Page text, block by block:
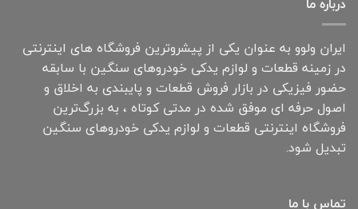
ایران ولوو به عنوان یکی از پیشروترین فروشگاه های اینترنتی
در زمینه قطعات و لوازم یدکی خودروهای سنگین با سابقه
حضور فیزیکی در بازار فروش قطعات و پایبندی به اخلاق و
اصول حرفه ای موفق شده در مدتی کوتاه ، به بزرگ‌ترین
فروشگاه اینترنتی قطعات و لوازم یدکی خودروهای سنگین
تبدیل شود.
تماس با ما